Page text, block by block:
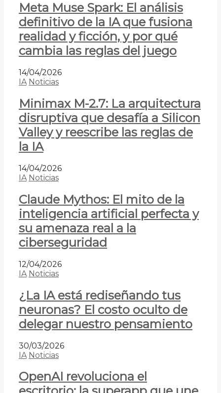
Meta Muse Spark: El análisis
definitivo de la IA que fusiona
realidad y ficción, y por qué
cambia las reglas del juego
14/04/2026
IA Noticias
Minimax M-2.7: La arquitectura
disruptiva que desafía a Silicon
Valley y reescribe las reglas de
la IA
14/04/2026
IA Noticias
Claude Mythos: El mito de la
inteligencia artificial perfecta y
su amenaza real a la
ciberseguridad
12/04/2026
IA Noticias
¿La IA está rediseñando tus
neuronas? El costo oculto de
delegar nuestro pensamiento
30/03/2026
IA Noticias
OpenAI revoluciona el